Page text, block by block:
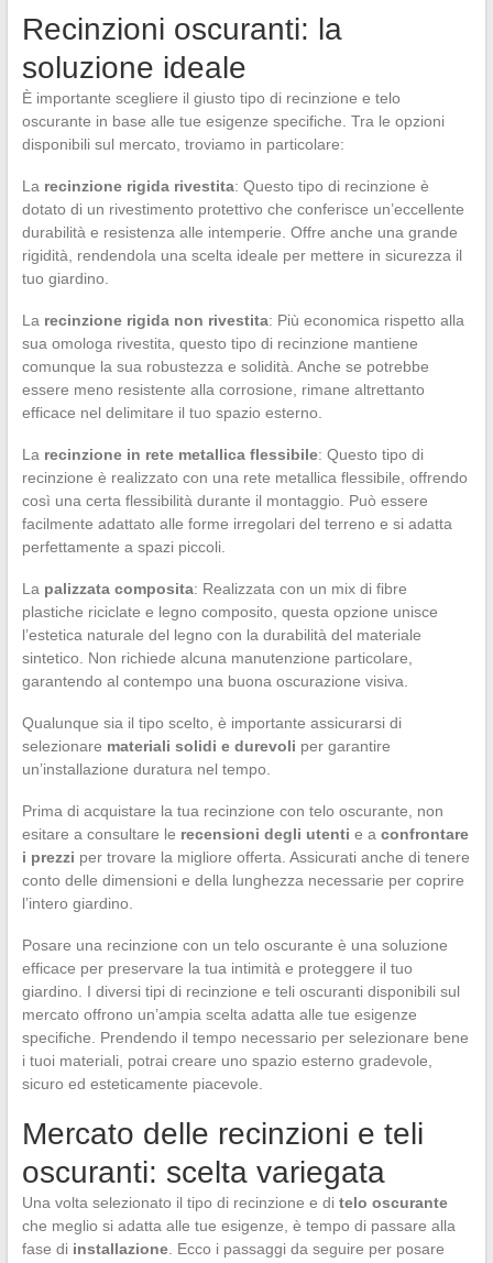
Recinzioni oscuranti: la
soluzione ideale
È importante scegliere il giusto tipo di recinzione e telo
oscurante in base alle tue esigenze specifiche. Tra le opzioni
disponibili sul mercato, troviamo in particolare:
La recinzione rigida rivestita: Questo tipo di recinzione è
dotato di un rivestimento protettivo che conferisce un’eccellente
durabilità e resistenza alle intemperie. Offre anche una grande
rigidità, rendendola una scelta ideale per mettere in sicurezza il
tuo giardino.
La recinzione rigida non rivestita: Più economica rispetto alla
sua omologa rivestita, questo tipo di recinzione mantiene
comunque la sua robustezza e solidità. Anche se potrebbe
essere meno resistente alla corrosione, rimane altrettanto
efficace nel delimitare il tuo spazio esterno.
La recinzione in rete metallica flessibile: Questo tipo di
recinzione è realizzato con una rete metallica flessibile, offrendo
così una certa flessibilità durante il montaggio. Può essere
facilmente adattato alle forme irregolari del terreno e si adatta
perfettamente a spazi piccoli.
La palizzata composita: Realizzata con un mix di fibre
plastiche riciclate e legno composito, questa opzione unisce
l’estetica naturale del legno con la durabilità del materiale
sintetico. Non richiede alcuna manutenzione particolare,
garantendo al contempo una buona oscurazione visiva.
Qualunque sia il tipo scelto, è importante assicurarsi di
selezionare materiali solidi e durevoli per garantire
un’installazione duratura nel tempo.
Prima di acquistare la tua recinzione con telo oscurante, non
esitare a consultare le recensioni degli utenti e a confrontare
i prezzi per trovare la migliore offerta. Assicurati anche di tenere
conto delle dimensioni e della lunghezza necessarie per coprire
l’intero giardino.
Posare una recinzione con un telo oscurante è una soluzione
efficace per preservare la tua intimità e proteggere il tuo
giardino. I diversi tipi di recinzione e teli oscuranti disponibili sul
mercato offrono un’ampia scelta adatta alle tue esigenze
specifiche. Prendendo il tempo necessario per selezionare bene
i tuoi materiali, potrai creare uno spazio esterno gradevole,
sicuro ed esteticamente piacevole.
Mercato delle recinzioni e teli
oscuranti: scelta variegata
Una volta selezionato il tipo di recinzione e di telo oscurante
che meglio si adatta alle tue esigenze, è tempo di passare alla
fase di installazione. Ecco i passaggi da seguire per posare